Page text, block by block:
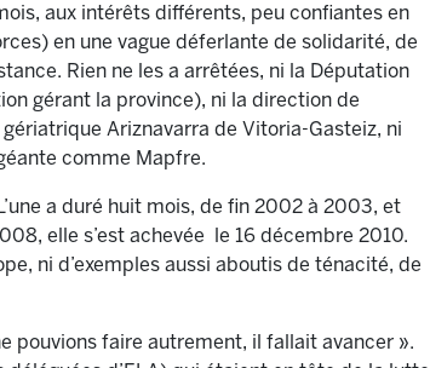
aux intérêts différents, peu confiantes en
en une vague déferlante de solidarité, de
Rien ne les a arrêtées, ni la Députation
gérant la province), ni la direction de
gériatrique Ariznavarra de Vitoria-Gasteiz, ni
comme Mapfre.
a duré huit mois, de fin 2002 à 2003, et
elle s’est achevée le 16 décembre 2010.
ni d’exemples aussi aboutis de ténacité, de
pouvions faire autrement, il fallait avancer ».